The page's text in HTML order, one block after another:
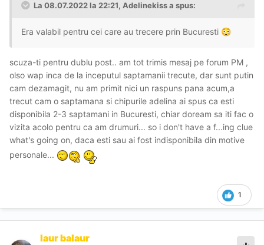
La 08.07.2022 la 22:21, Adelinekissa spus:
Era valabil pentru cei care au trecere prin Bucuresti 😳
scuza-ti pentru dublu post.. am tot trimis mesaj pe forum PM ,
olso wap inca de la inceputul saptamanii trecute, dar sunt putin
cam dezamagit, nu am primit nici un raspuns pana acum,a
trecut cam o saptamana si chipurile adelina ai spus ca esti
disponibila 2-3 saptamani in Bucuresti, chiar doream sa iti fac o
vizita acolo pentru ca am drumuri... so i don't have a f...ing clue
what's going on, daca esti sau ai fost indisponibila din motive
personale...
1
laur balaur